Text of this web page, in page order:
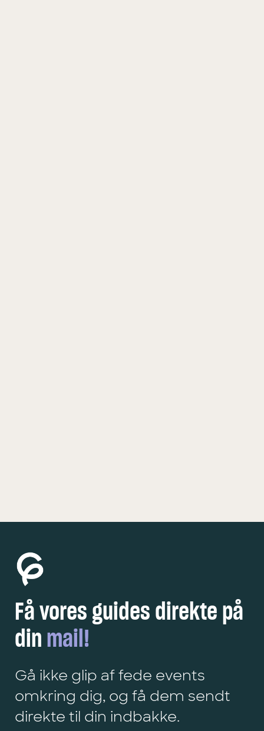
Få vores guides direkte på
din mail!
Gå ikke glip af fede events
omkring dig, og få dem sendt
direkte til din indbakke.